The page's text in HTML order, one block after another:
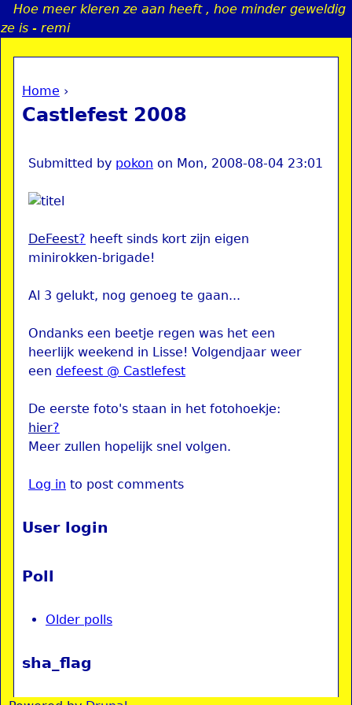
Jump to navigation
Hoe meer kleren ze aan heeft , hoe minder geweldig
ze is - remi
You are here
Home ›
Castlefest 2008
Submitted by pokon on Mon, 2008-08-04 23:01
DeFeest? heeft sinds kort zijn eigen
minirokken-brigade!
Al 3 gelukt, nog genoeg te gaan...
Ondanks een beetje regen was het een
heerlijk weekend in Lisse! Volgendjaar weer
een defeest @ Castlefest
De eerste foto's staan in het fotohoekje:
hier?
Meer zullen hopelijk snel volgen.
Log in to post comments
User login
Poll
Older polls
sha_flag